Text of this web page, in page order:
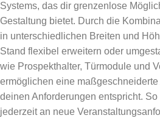
Systems, das dir grenzenlose
Gestaltung bietet. Durch die
in unterschiedlichen Breiten und
Stand flexibel erweitern oder
wie Prospekthalter, Türmodule und
ermöglichen eine
deinen Anforderungen entspricht.
jederzeit an neue